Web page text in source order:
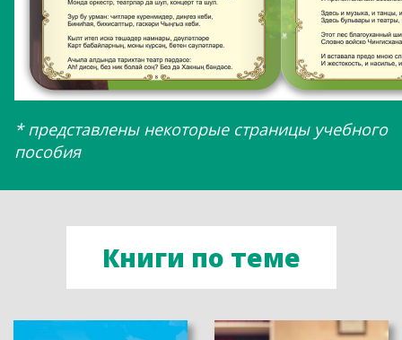
* представлены некоторые страницы учебного
пособия
Книги по теме